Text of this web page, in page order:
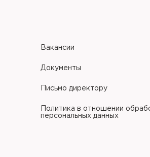
Вакансии
Документы
Письмо директору
Политика в отношении
персональных данных